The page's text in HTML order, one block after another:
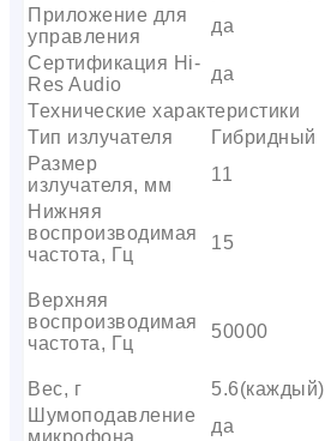
Приложение для
управления
да
Сертификация Hi-
Res Audio
да
Технические характеристики
Тип излучателя
Гибридный
Размер
излучателя, мм
11
Нижняя
воспроизводимая
частота, Гц
15
Верхняя
воспроизводимая
частота, Гц
50000
Вес, г
5.6(каждый)
Шумоподавление
микрофона
да